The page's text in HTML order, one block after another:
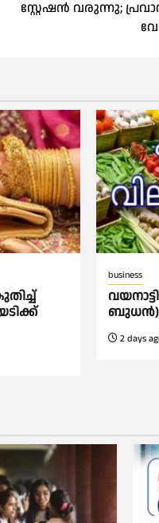
സ്റ്റേഷൻ വരുന്നു;
business
ബുധൻ)
2 days